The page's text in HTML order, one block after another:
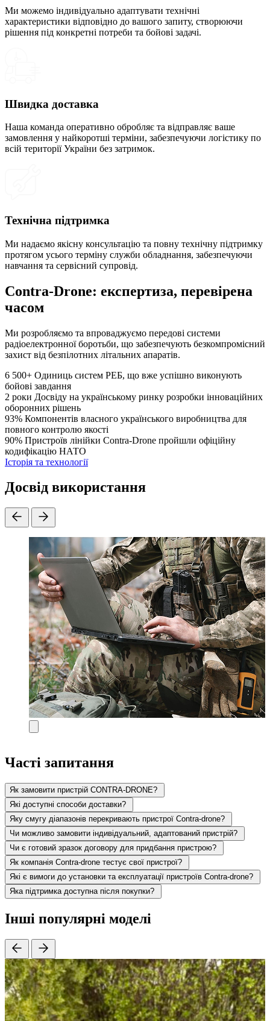
Ми можемо індивідуально адаптувати технічні
характеристики відповідно до вашого запиту, створюючи
рішення під конкретні потреби та бойові задачі.
Швидка доставка
Наша команда оперативно обробляє та відправляє ваше
замовлення у найкоротші терміни, забезпечуючи логістику по
всій території України без затримок.
Технічна підтримка
Ми надаємо якісну консультацію та повну технічну підтримку
протягом усього терміну служби обладнання, забезпечуючи
навчання та сервісний супровід.
Contra-Drone: експертиза, перевірена
часом
Ми розробляємо та впроваджуємо передові системи
радіоелектронної боротьби, що забезпечують безкомпромісний
захист від безпілотних літальних апаратів.
6 500+ Одиниць систем РЕБ, що вже успішно виконують
бойові завдання
2 роки Досвіду на українському ринку розробки інноваційних
оборонних рішень
93% Компонентів власного українського виробництва для
повного контролю якості
90% Пристроїв лінійки Contra-Drone пройшли офіційну
кодифікацію НАТО
Історія та технології
Досвід використання
Часті запитання
Як замовити пристрій CONTRA-DRONE?
Які доступні способи доставки?
Яку смугу діапазонів перекривають пристрої Contra-drone?
Чи можливо замовити індивідуальний, адаптований пристрій?
Чи є готовий зразок договору для придбання пристрою?
Як компанія Contra-drone тестує свої пристрої?
Які є вимоги до установки та експлуатації пристроїв Contra-drone?
Яка підтримка доступна після покупки?
Інші популярні моделі